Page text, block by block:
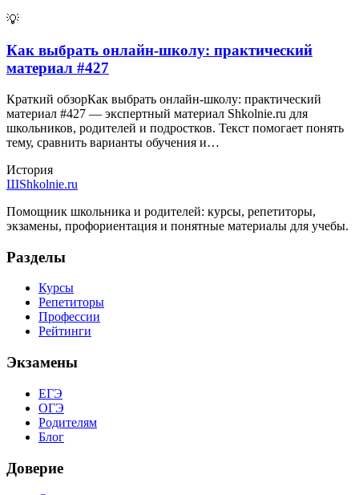
💡
Как выбрать онлайн-школу: практический
материал #427
Краткий обзорКак выбрать онлайн-школу: практический
материал #427 — экспертный материал Shkolnie.ru для
школьников, родителей и подростков. Текст помогает понять
тему, сравнить варианты обучения и…
История
ШShkolnie.ru
Помощник школьника и родителей: курсы, репетиторы,
экзамены, профориентация и понятные материалы для учебы.
Разделы
Курсы
Репетиторы
Профессии
Рейтинги
Экзамены
ЕГЭ
ОГЭ
Родителям
Блог
Доверие